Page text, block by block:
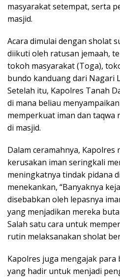
masyarakat setempat, serta
masjid.
Acara dimulai dengan sholat
diikuti oleh ratusan jemaah,
tokoh masyarakat (Toga),
bundo kanduang dari Nagari
Setelah itu, Kapolres Tanah
di mana beliau
memperkuat iman dan taqwa
di masjid.
Dalam ceramahnya,
kerusakan iman seringkali
meningkatnya tindak pidana
menekankan, “Banyaknya
disebabkan oleh lepasnya
yang menjadikan mereka
Salah satu cara untuk
rutin melaksanakan sholat
Kapolres juga mengajak para
yang hadir untuk menjadi